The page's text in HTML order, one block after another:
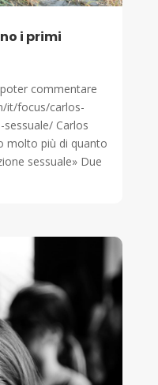
i primi
commentare
it/focus/carlos-
Carlos
molto più di quanto
sessuale» Due